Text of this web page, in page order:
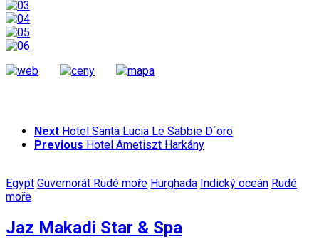
Next Hotel Santa Lucia Le Sabbie D´oro
Previous Hotel Ametiszt Harkány
Egypt Guvernorát Rudé moře Hurghada Indický oceán Rudé
moře
Jaz Makadi Star & Spa